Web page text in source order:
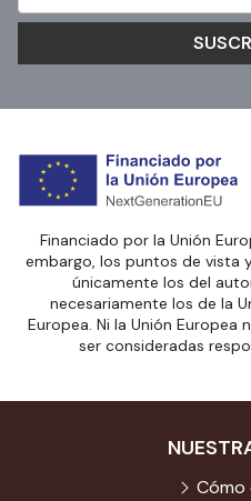
Financiado por la Unión
embargo, los puntos de vista
únicamente los del
necesariamente los de la
Europea. Ni la Unión Europea
ser consideradas
Cómo